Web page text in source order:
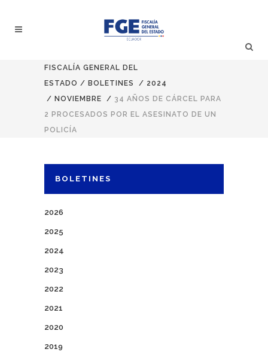
FISCALÍA GENERAL DEL
ESTADO / BOLETINES / 2024
/ NOVIEMBRE / 34 AÑOS DE CÁRCEL PARA
2 PROCESADOS POR EL ASESINATO DE UN
POLICÍA
BOLETINES
2026
2025
2024
2023
2022
2021
2020
2019